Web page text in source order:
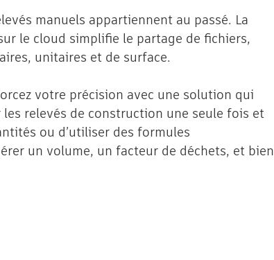
manuels appartiennent au passé. La
le cloud simplifie le partage de fichiers,
unitaires et de surface.
votre précision avec une solution qui
relevés de construction une seule fois et
ou d’utiliser des formules
un volume, un facteur de déchets, et bien